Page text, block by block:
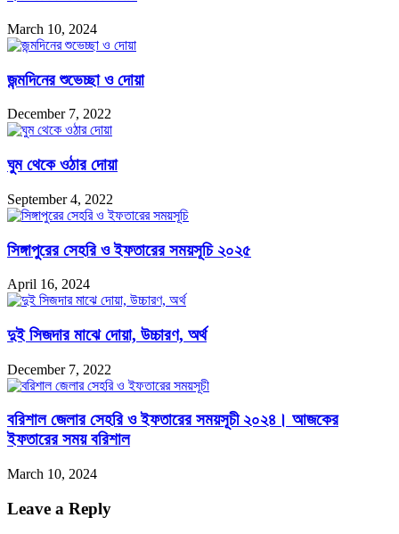
March 10, 2024
জন্মদিনের শুভেচ্ছা ও দোয়া
December 7, 2022
ঘুম থেকে ওঠার দোয়া
September 4, 2022
সিঙ্গাপুরের সেহরি ও ইফতারের সময়সূচি ২০২৫
April 16, 2024
দুই সিজদার মাঝে দোয়া, উচ্চারণ, অর্থ
December 7, 2022
বরিশাল জেলার সেহরি ও ইফতারের সময়সূচী ২০২৪। আজকের
ইফতারের সময় বরিশাল
March 10, 2024
Leave a Reply